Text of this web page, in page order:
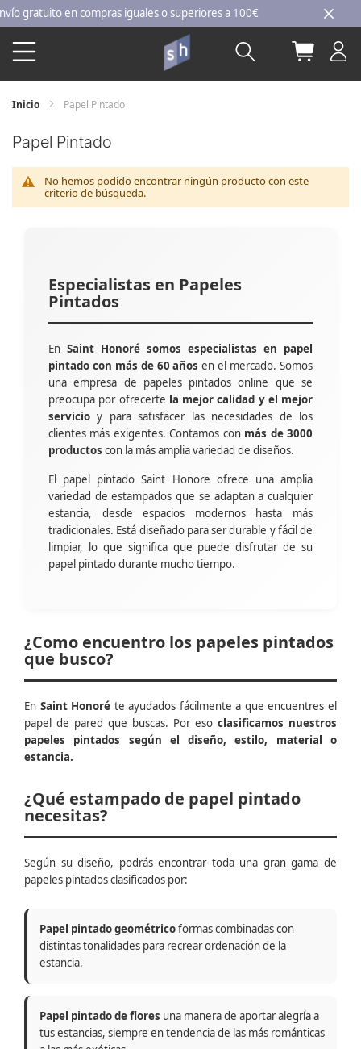
Ir
al
contenido
en compras iguales o superiores a 100€
Buscar Mi
Inicio Papel Pintado
Papel Pintado
No hemos podido encontrar ningún producto con este
criterio de búsqueda.
Especialistas en Papeles
Pintados
En Saint Honoré somos especialistas en papel
pintado con más de 60 años en el mercado. Somos
una empresa de papeles pintados online que se
preocupa por ofrecerte la mejor calidad y el mejor
servicio y para satisfacer las necesidades de los
clientes más exigentes. Contamos con más de 3000
productos con la más amplia variedad de diseños.
El papel pintado Saint Honore ofrece una amplia
variedad de estampados que se adaptan a cualquier
estancia, desde espacios modernos hasta más
tradicionales. Está diseñado para ser durable y fácil de
limpiar, lo que significa que puede disfrutar de su
papel pintado durante mucho tiempo.
¿Como encuentro los papeles pintados
que busco?
En Saint Honoré te ayudados fácilmente a que encuentres el
papel de pared que buscas. Por eso clasificamos nuestros
papeles pintados según el diseño, estilo, material o
estancia.
¿Qué estampado de papel pintado
necesitas?
Según su diseño, podrás encontrar toda una gran gama de
papeles pintados clasificados por:
Papel pintado geométricoformas combinadas con
distintas tonalidades para recrear ordenación de la
estancia.
Papel pintado de flores una manera de aportar alegría a
tus estancias, siempre en tendencia de las más románticas